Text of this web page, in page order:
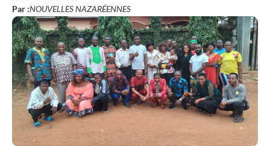
Par :NOUVELLES NAZARÉENNES